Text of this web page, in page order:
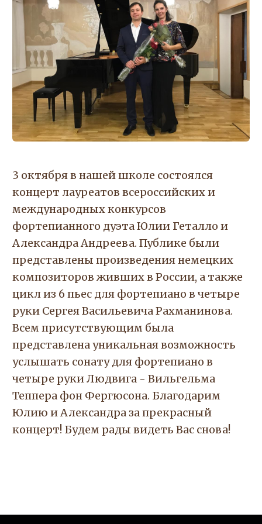
3 октября в нашей школе состоялся
концерт лауреатов всероссийских и
международных конкурсов
фортепианного дуэта Юлии Геталло и
Александра Андреева. Публике были
представлены произведения немецких
композиторов живших в России, а также
цикл из 6 пьес для фортепиано в четыре
руки Сергея Васильевича Рахманинова.
Всем присутствующим была
представлена уникальная возможность
услышать сонату для фортепиано в
четыре руки Людвига - Вильгельма
Теппера фон Фергюсона. Благодарим
Юлию и Александра за прекрасный
концерт! Будем рады видеть Вас снова!